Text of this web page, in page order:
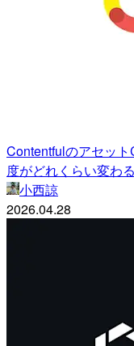
Contentfulのアセッ
度がどれくらい変わ
小西諒
2026.04.28